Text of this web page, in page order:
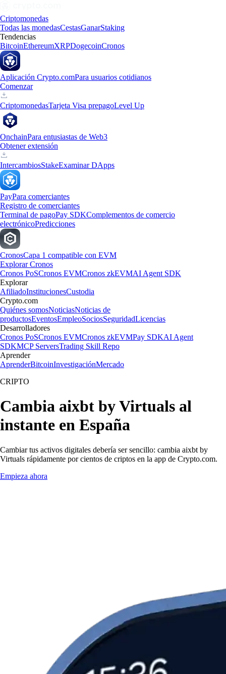
Criptomonedas
Todas las monedasCestasGanarStaking
Tendencias
BitcoinEthereumXRPDogecoinCronos
Aplicación Crypto.comPara usuarios cotidianos
Comenzar
CriptomonedasTarjeta Visa prepagoLevel Up
OnchainPara entusiastas de Web3
Obtener extensión
IntercambiosStakeExaminar DApps
PayPara comerciantes
Registro de comerciantes
Terminal de pagoPay SDKComplementos de comercio
electrónicoPredicciones
CronosCapa 1 compatible con EVM
Explorar Cronos
Cronos PoSCronos EVMCronos zkEVMAI Agent SDK
Explorar
AfiliadoInstitucionesCustodia
Crypto.com
Quiénes somosNoticiasNoticias de
productosEventosEmpleoSociosSeguridadLicencias
Desarrolladores
Cronos PoSCronos EVMCronos zkEVMPay SDKAI Agent
SDKMCP ServersTrading Skill Repo
Aprender
AprenderBitcoinInvestigaciónMercado
CRIPTO
Cambia aixbt by Virtuals al
instante en España
Cambiar tus activos digitales debería ser sencillo: cambia aixbt by
Virtuals rápidamente por cientos de criptos en la app de Crypto.com.
Empieza ahora